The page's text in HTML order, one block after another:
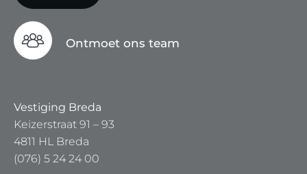
Ontmoet ons team
Vestiging Breda
Keizerstraat 91 – 93
4811 HL Breda
(076) 5 24 24 00